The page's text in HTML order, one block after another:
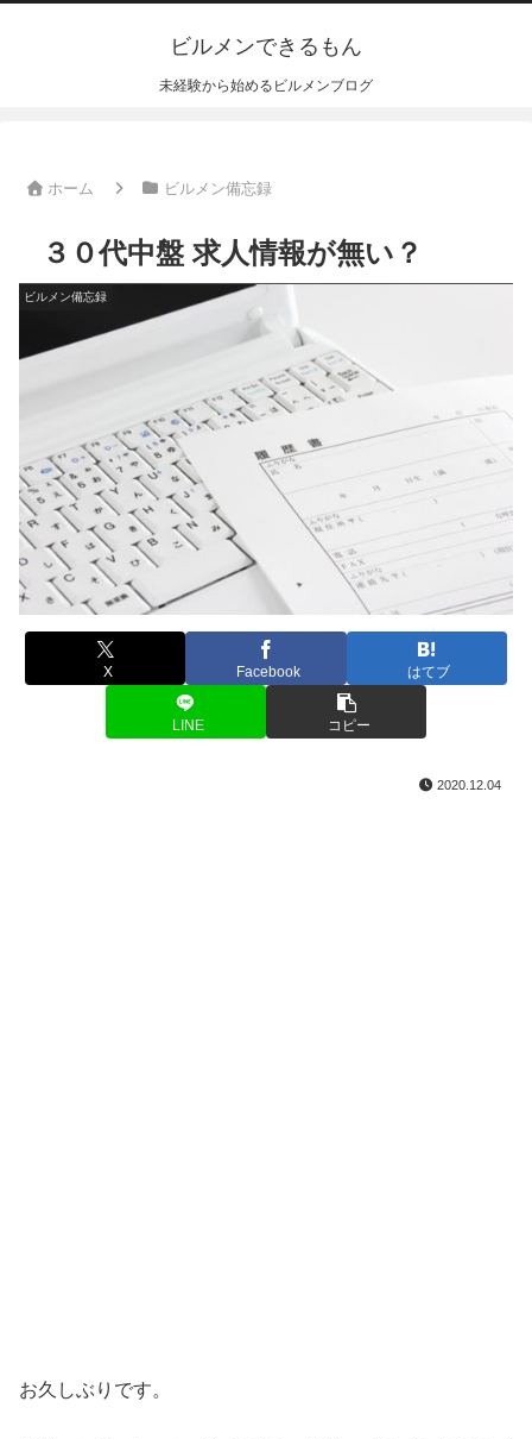
ビルメンできるもん
未経験から始めるビルメンブログ
ホーム ビルメン備忘録
３０代中盤 求人情報が無い？
ビルメン備忘録
X Facebook はてブ
LINE コピー
2020.12.04
お久しぶりです。